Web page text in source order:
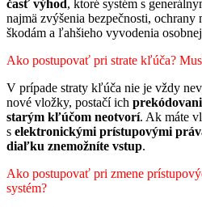
časť výhod, ktoré systém s
najmä zvýšenia bezpečnosti, ochrany
škodám a ľahšieho vyvodenia
Ako postupovať pri strate kľúča?
V prípade straty kľúča nie je vždy
nové vložky, postačí ich
starým kľúčom neotvorí. Ak máte
s elektronickými prístupovými
diaľku znemožníte vstup.
Ako postupovať pri zmene
systém?